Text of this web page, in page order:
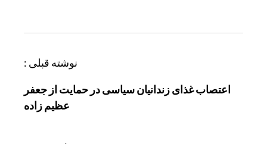
نوشته قبلی :
اعتصاب غذای زندانیان سیاسی در حمایت از جعفر
عظیم زاده